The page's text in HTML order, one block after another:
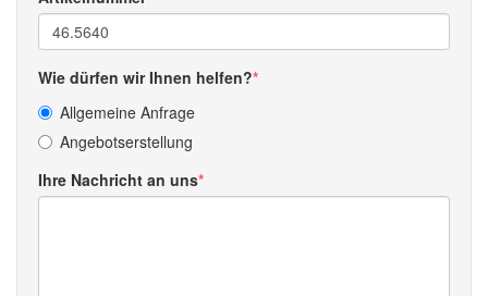
Wie dürfen wir Ihnen helfen?
Allgemeine Anfrage
Angebotserstellung
Ihre Nachricht an uns